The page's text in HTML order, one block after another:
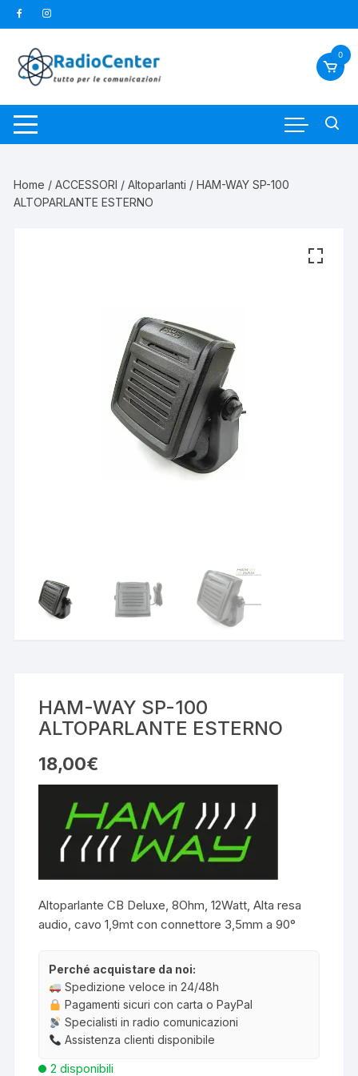
al
contenuto
0
Home /ACCESSORI /Altoparlanti / HAM-WAY SP-100
ALTOPARLANTE ESTERNO
HAM-WAY SP-100
ALTOPARLANTE ESTERNO
18,00€
Altoparlante CB Deluxe, 8Ohm, 12Watt, Alta resa
audio, cavo 1,9mt con connettore 3,5mm a 90°
Perché acquistare da noi:
Spedizione veloce in 24/48h
Pagamenti sicuri con carta o PayPal
Specialisti in radio comunicazioni
Assistenza clienti disponibile
2 disponibili